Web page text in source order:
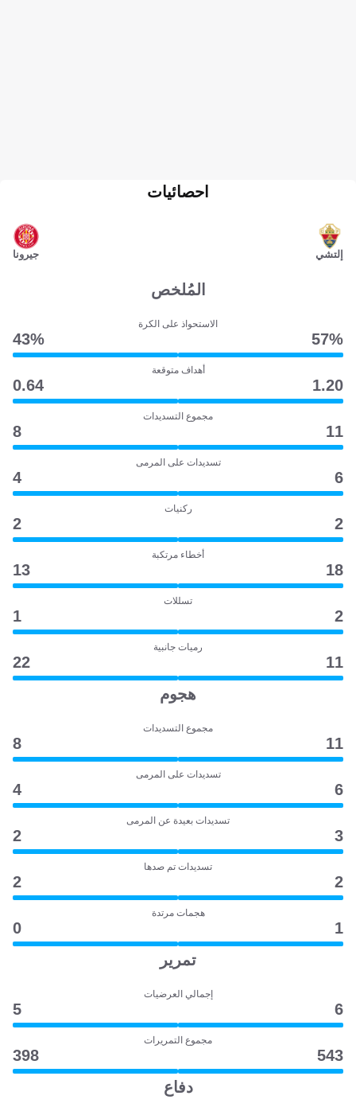
إلتشي
احصائيات
جيرونا
المُلخص
الاستحواذ على الكرة
57‎%‎
43‎%‎
أهداف متوقعة
1.20
0.64
مجموع التسديدات
11
8
تسديدات على المرمى
6
4
ركنيات
2
2
أخطاء مرتكبة
18
13
تسللات
2
1
رميات جانبية
11
22
هجوم
مجموع التسديدات
11
8
تسديدات على المرمى
6
4
تسديدات بعيدة عن المرمى
3
2
تسديدات تم صدها
2
2
هجمات مرتدة
1
0
تمرير
إجمالي العرضيات
6
5
مجموع التمريرات
543
398
دفاع